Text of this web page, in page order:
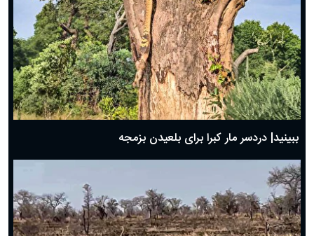
ببینید| دردسر مار کبرا برای بلعیدن بزمجه